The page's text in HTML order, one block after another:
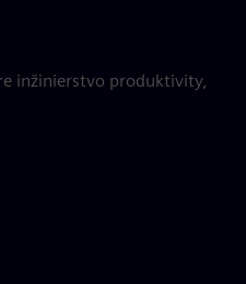
inžinierstvo produktivity,